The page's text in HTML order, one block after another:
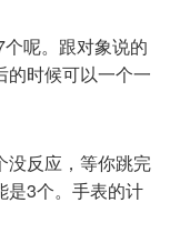
呢。跟对象说的
的时候可以一个一
没反应，等你跳完
是3个。手表的计